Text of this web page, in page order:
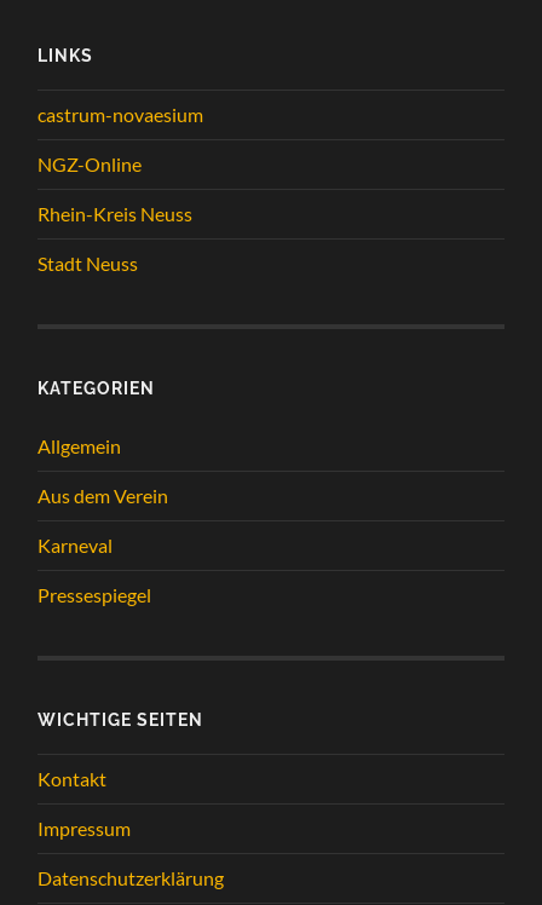
LINKS
castrum-novaesium
NGZ-Online
Rhein-Kreis Neuss
Stadt Neuss
KATEGORIEN
Allgemein
Aus dem Verein
Karneval
Pressespiegel
WICHTIGE SEITEN
Kontakt
Impressum
Datenschutzerklärung